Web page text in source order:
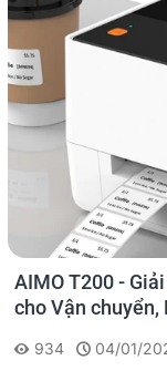
AIMO T200 -
cho Vận chuyển,
934
04/01/